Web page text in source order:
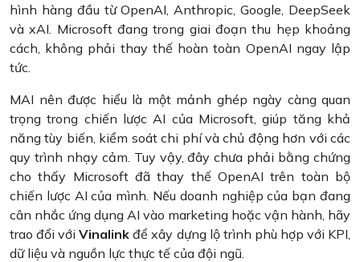
hình hàng đầu từ OpenAI, Anthropic, Google, DeepSeek
và xAI. Microsoft đang trong giai đoạn thu hẹp khoảng
cách, không phải thay thế hoàn toàn OpenAI ngay lập
tức.
MAI nên được hiểu là một mảnh ghép ngày càng quan
trọng trong chiến lược AI của Microsoft, giúp tăng khả
năng tùy biến, kiểm soát chi phí và chủ động hơn với các
quy trình nhạy cảm. Tuy vậy, đây chưa phải bằng chứng
cho thấy Microsoft đã thay thế OpenAI trên toàn bộ
chiến lược AI của mình. Nếu doanh nghiệp của bạn đang
cân nhắc ứng dụng AI vào marketing hoặc vận hành, hãy
trao đổi vớiVinalink để xây dựng lộ trình phù hợp với KPI,
dữ liệu và nguồn lực thực tế của đội ngũ.